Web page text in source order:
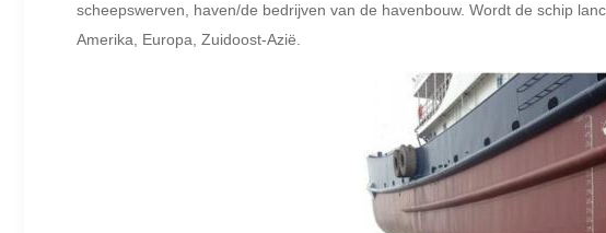
scheepswerven, haven/de bedrijven van de havenbouw. Wordt de schip
Amerika, Europa, Zuidoost-Azië.